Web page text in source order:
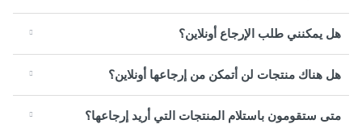
هل يمكنني طلب الإرجاع أونلاين؟
هل هناك منتجات لن أتمكن من إرجاعها أونلاين؟
متى ستقومون باستلام المنتجات التي أريد إرجاعها؟